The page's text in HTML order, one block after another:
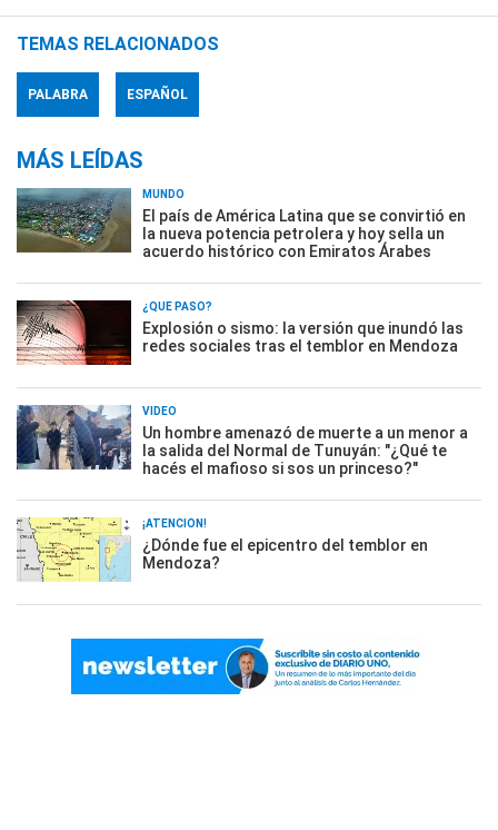
TEMAS RELACIONADOS
PALABRA ESPAÑOL
MÁS LEÍDAS
MUNDO
El país de América Latina que se convirtió en
la nueva potencia petrolera y hoy sella un
acuerdo histórico con Emiratos Árabes
¿QUÉ PASÓ?
Explosión o sismo: la versión que inundó las
redes sociales tras el temblor en Mendoza
VIDEO
Un hombre amenazó de muerte a un menor a
la salida del Normal de Tunuyán: "¿Qué te
hacés el mafioso si sos un princeso?"
¡ATENCIÓN!
¿Dónde fue el epicentro del temblor en
Mendoza?